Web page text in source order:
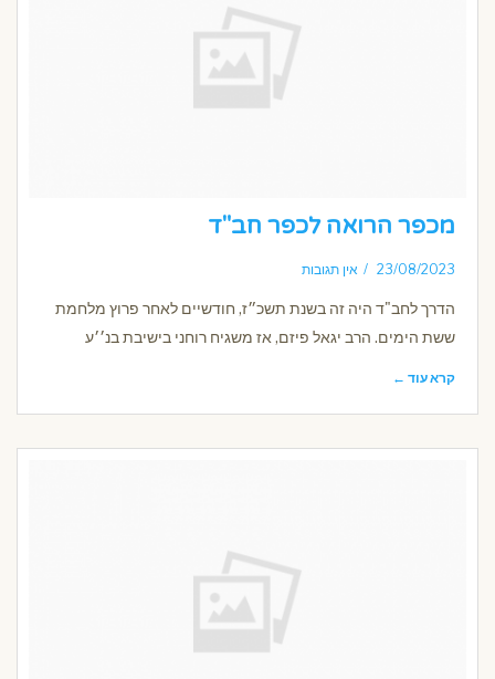
מכפר הרואה לכפר חב"ד
23/08/2023 אין תגובות
הדרך לחב"ד היה זה בשנת תשכ״ז, חודשיים לאחר פרוץ מלחמת
ששת הימים. הרב יגאל פיזם, אז משגיח רוחני בישיבת בנ׳׳ע
קרא עוד ←